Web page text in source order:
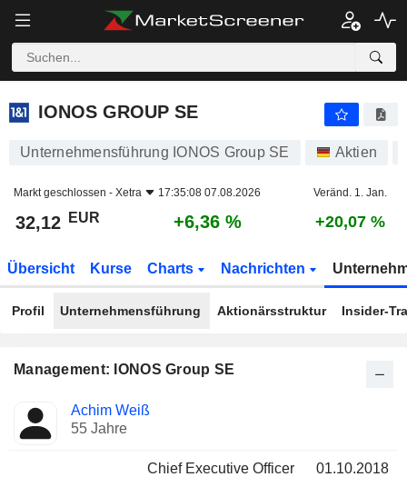
IONOS GROUP SE
IONOS GROUP SE
Unternehmensführung IONOS Group SE Aktien
Markt geschlossen - Xetra 17:35:08 07.08.2026 Veränd. 1. Jan.
32,12 EUR +6,36 % +20,07 %
Übersicht Kurse Charts Nachrichten
Profil Unternehmensführung Aktionärsstruktur Insider-
Management: IONOS Group SE
Manager
Besetzte
Positionen
Achim Weiß
55 Jahre
Chief Executive Officer 01.10.2018